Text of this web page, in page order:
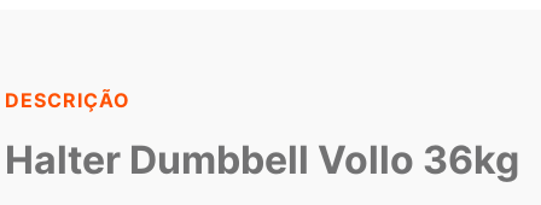
DESCRIÇÃO
Halter Dumbbell Vollo 36kg